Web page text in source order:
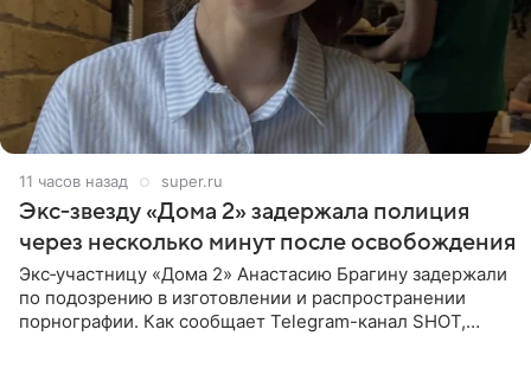
11 часов назад super.ru
Экс‑звезду «Дома 2» задержала полиция
через несколько минут после освобождения
Экс‑участницу «Дома 2» Анастасию Брагину задержали
по подозрению в изготовлении и распространении
порнографии. Как сообщает Telegram-канал SHOT,